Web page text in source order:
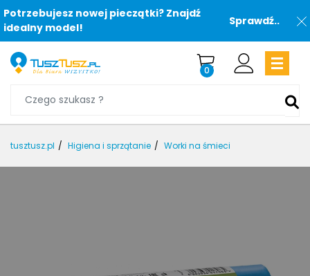
Potrzebujesz nowej pieczątki? Znajdź
idealny model!
Sprawdź..
0
tusztusz.pl Higiena i sprzątanie Worki na śmieci